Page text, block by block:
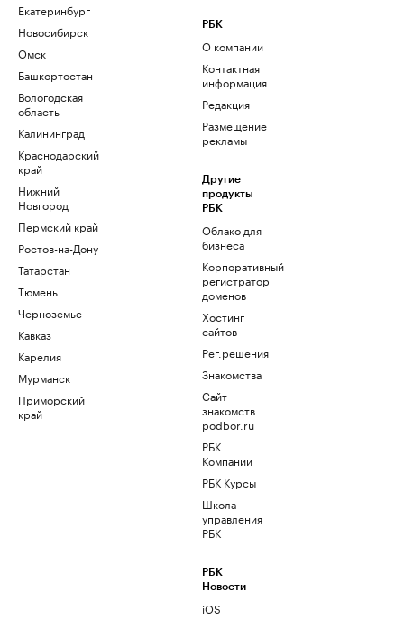
Екатеринбург
Новосибирск
Омск
Башкортостан
Вологодская
область
Калининград
Краснодарский
край
Нижний
Новгород
Пермский край
Ростов-на-Дону
Татарстан
Тюмень
Черноземье
Кавказ
Карелия
Мурманск
Приморский
край
РБК
О компании
Контактная
информация
Редакция
Размещение
рекламы
Другие
продукты
РБК
Облако для
бизнеса
Корпоративный
регистратор
доменов
Хостинг
сайтов
Рег.решения
Знакомства
Сайт
знакомств
podbor.ru
РБК
Компании
РБК Курсы
Школа
управления
РБК
РБК
Новости
iOS